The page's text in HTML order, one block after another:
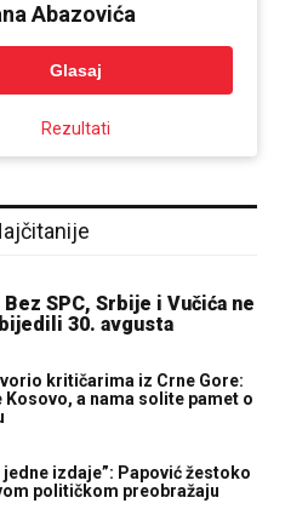
Abazovića
Glasaj
Rezultati
SPC, Srbije i Vučića ne
30. avgusta
kritičarima iz Crne Gore:
Kosovo, a nama solite pamet o
jedne izdaje”: Papović žestoko
političkom preobražaju